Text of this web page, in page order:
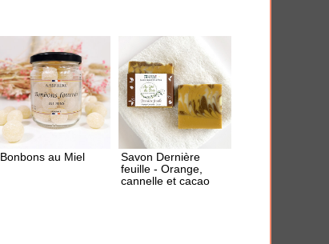
Bonbons au Miel
Savon Dernière
feuille - Orange,
cannelle et cacao